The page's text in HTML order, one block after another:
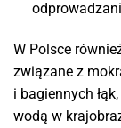
W Polsce
związane z
i bagiennych
wodą w